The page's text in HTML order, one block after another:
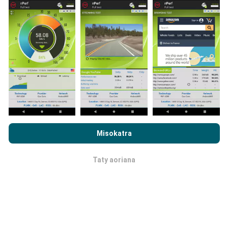
Ahoana ny fanoavana ny
fanavaozana?
Ny sarintany fandrakofana dia mihavao isan'ora
amin'ny alalan'n'y bot. Ny sarintany momba ny
tahirin-kevitra dia miseho mandritra ny roa taona.
amin'ny sarintany isam-bolana.
Misokatra
Taty aoriana
ary ny andrana nPerf
Agreement
OK